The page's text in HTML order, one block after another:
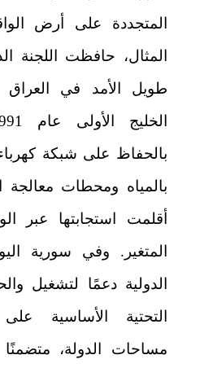
المتجددة على أرض
المثال، حافظت اللجنة
طويل الأمد في
بالحفاظ على شبكة كهرباء
بالمياه ومحطات معالجة
أقلمت استجابتها عبر
المتغير. وفي سورية
الدولية دعمًا لتشغيل
التحتية الأساسية
مساحات الدولة، متضمنًا